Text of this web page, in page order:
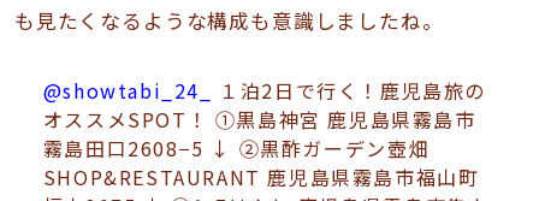
も見たくなるような構成も意識しましたね。
@showtabi_24_
１泊2日で行く！鹿児島旅の
オススメSPOT！ ①黒島神宮 鹿児島県霧島市
霧島田口2608−5 ↓ ②黒酢ガーデン壺畑
SHOP&RESTAURANT 鹿児島県霧島市福山町